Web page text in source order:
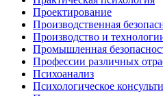
Проектирование
Производственная
Производство и
Промышленная
Профессии различных
Психоанализ
Психологическое